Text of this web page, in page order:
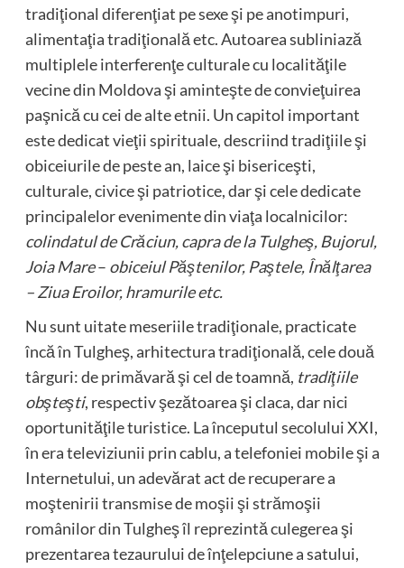
tradiţional diferenţiat pe sexe şi pe anotimpuri,
alimentaţia tradiţională etc. Autoarea subliniază
multiplele interferenţe culturale cu localităţile
vecine din Moldova şi aminteşte de convieţuirea
paşnică cu cei de alte etnii. Un capitol important
este dedicat vieţii spirituale, descriind tradiţiile şi
obiceiurile de peste an, laice şi bisericeşti,
culturale, civice şi patriotice, dar şi cele dedicate
principalelor evenimente din viaţa localnicilor:
colindatul de Crăciun, capra de la Tulgheş, Bujorul,
Joia Mare– obiceiul Păştenilor, Paştele, Înălţarea
– Ziua Eroilor, hramurile etc.
Nu sunt uitate meseriile tradiţionale, practicate
încă în Tulgheş, arhitectura tradiţională, cele două
târguri: de primăvară şi cel de toamnă, tradiţiile
obşteşti, respectiv şezătoarea şi claca, dar nici
oportunităţile turistice. La începutul secolului XXI,
în era televiziunii prin cablu, a telefoniei mobile şi a
Internetului, un adevărat act de recuperare a
moştenirii transmise de moşii şi strămoşii
românilor din Tulgheş îl reprezintă culegerea şi
prezentarea tezaurului de înţelepciune a satului,